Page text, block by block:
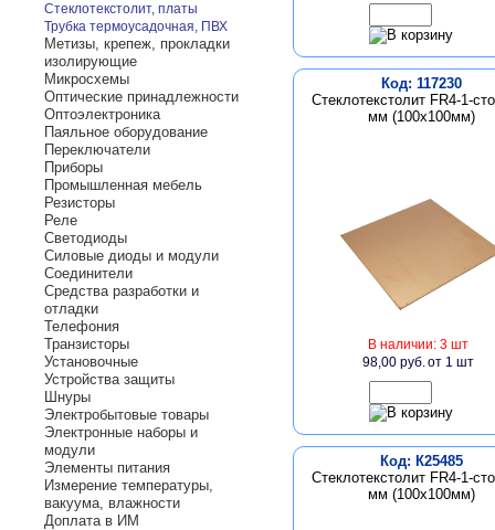
Стеклотекстолит, платы
Трубка термоусадочная, ПВХ
Метизы, крепеж, прокладки
изолирующие
Микросхемы
Оптические принадлежности
Оптоэлектроника
Паяльное оборудование
Переключатели
Приборы
Промышленная мебель
Резисторы
Реле
Светодиоды
Силовые диоды и модули
Соединители
Средства разработки и
отладки
Телефония
Транзисторы
Установочные
Устройства защиты
Шнуры
Электробытовые товары
Электронные наборы и
модули
Элементы питания
Измерение температуры,
вакуума, влажности
Доплата в ИМ
Код: 117230
Стеклотекстолит FR4-1-
мм (100х100мм)
В наличии: 3 шт
98,00 руб.от 1 шт
Код: К25485
Стеклотекстолит FR4-1-
мм (100х100мм)